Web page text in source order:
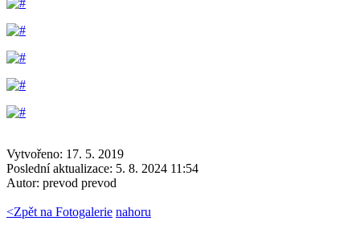
Vytvořeno: 17. 5. 2019
Poslední aktualizace: 5. 8. 2024 11:54
Autor: prevod prevod
<Zpět na Fotogalerie nahoru